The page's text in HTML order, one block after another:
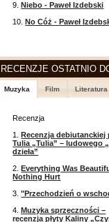
9.Niebo - Paweł Izdebski
10.No Cóż - Paweł
RECENZJE OSTATNIO
Muzyka Film Literatura
Recenzja
1.Recenzja debiutanckiej
Tulia „Tulia” – ludowego
dzieła”
2.Everything Was
Nothing Hurt
3."Przechodzień o
4.Muzyka sprzeczności –
recenzja płyty Kaliny